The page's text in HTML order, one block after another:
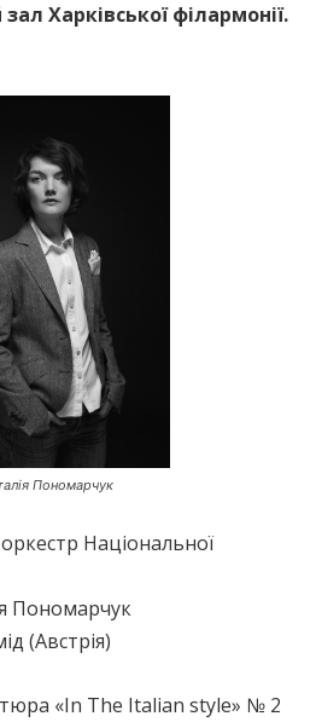
Харківської філармонії.
Пономарчук
Національної
Пономарчук
(Австрія)
«In The Italian style» № 2